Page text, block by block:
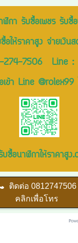
ฬิกา รับซื้อเพชร รับซื้
อให้ราคาสูง จ่ายเงิน
274-7506Line :
เข้า Line @rolex99
ซื้อนาฬิกาให้ราคาสูง
ติดต่อ0812747506
คลิกเพื่อโทร